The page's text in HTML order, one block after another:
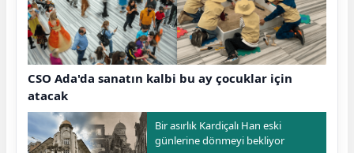
CSO Ada'da sanatın kalbi bu ay çocuklar için
atacak
Bir asırlık Kardiçalı Han eski
günlerine dönmeyi bekliyor